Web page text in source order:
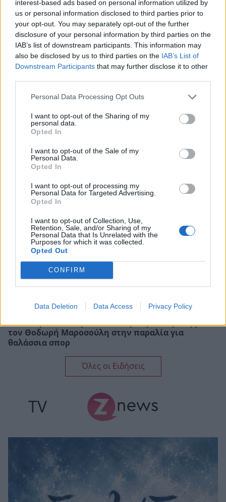
interest-based ads based on personal information utilized by
us or personal information disclosed to third parties prior to
your opt-out. You may separately opt-out of the further
disclosure of your personal information by third parties on the
IAB’s list of downstream participants. This information may
also be disclosed by us to third parties on the IAB’s List of
Downstream Participants that may further disclose it to other
Personal Data Processing Opt Outs
I want to opt-out of the Sharing of my
personal data.
Opted In
I want to opt-out of the Sale of my
Personal Data.
Opted In
I want to opt-out of processing my
Personal Data for Targeted Advertising.
Opted In
I want to opt-out of Collection, Use,
Retention, Sale, and/or Sharing of my
Personal Data that Is Unrelated with the
Purposes for which it was collected.
Opted Out
CONFIRM
Data Deletion Data Access Privacy Policy
πατέρας του, Χόρχε
Εριέττα Κούρκουλου: Η συγκινητική ανάρτηση για
τα 33α γενέθλιά της – «Καμία στιγμή ευτυχίας
Ελεονώρα Μελέτη: Η καλοκαιρινή απόδραση με
τον Θοδωρή Μαροσούλη στην παραλία για
θαλάσσια σπορ
Όλες οι Ειδήσεις
TV